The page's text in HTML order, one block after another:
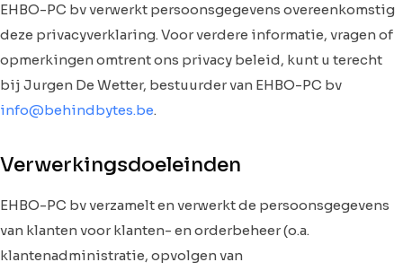
EHBO-PC bv verwerkt persoonsgegevens overeenkomstig
deze privacyverklaring. Voor verdere informatie, vragen of
opmerkingen omtrent ons privacy beleid, kunt u terecht
bij Jurgen De Wetter, bestuurder van EHBO-PC bv
info@behindbytes.be.
Verwerkingsdoeleinden
EHBO-PC bv verzamelt en verwerkt de persoonsgegevens
van klanten voor klanten- en orderbeheer (o.a.
klantenadministratie, opvolgen van